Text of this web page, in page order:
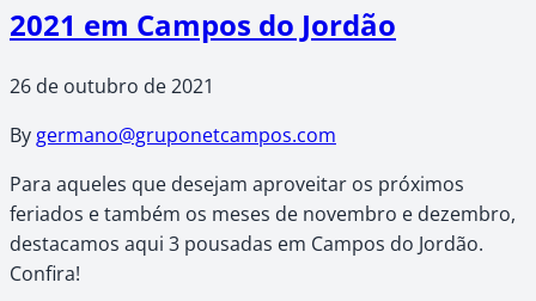
2021 em Campos do Jordão
26 de outubro de 2021
By germano@gruponetcampos.com
Para aqueles que desejam aproveitar os próximos
feriados e também os meses de novembro e dezembro,
destacamos aqui 3 pousadas em Campos do Jordão.
Confira!